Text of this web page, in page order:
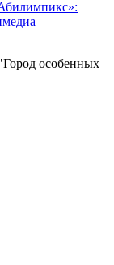
особенных